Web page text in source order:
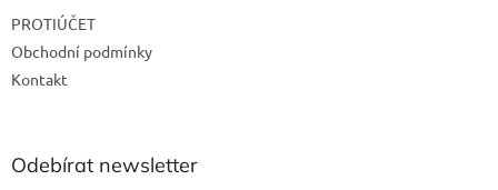
PROTIÚČET
Obchodní podmínky
Kontakt
Odebírat newsletter